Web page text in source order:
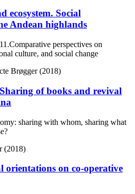
ecosystem. Social
Andean highlands
perspectives on
culture, and social change
Brøgger (2018)
of books and revival
sharing with whom, sharing what
(2018)
orientations on co-operative